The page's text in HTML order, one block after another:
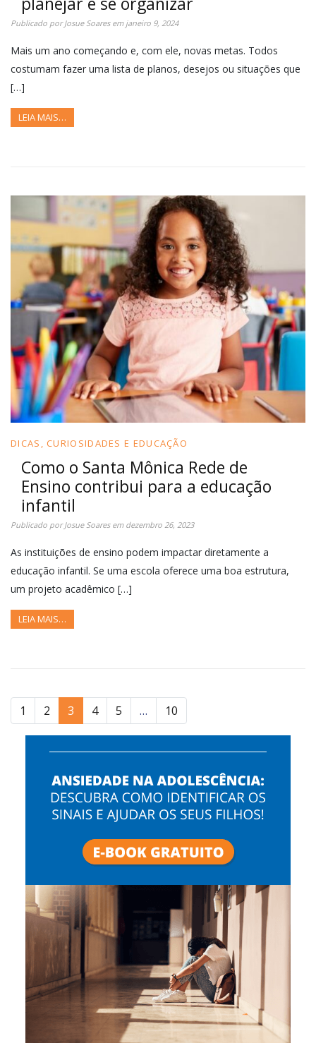
Publicado porJosue Soaresem janeiro 9, 2024
Mais um ano começando e, com ele, novas metas. Todos
costumam fazer uma lista de planos, desejos ou situações que
[…]
LEIA MAIS…
DICAS, CURIOSIDADES E EDUCAÇÃO
Como o Santa Mônica Rede de
Ensino contribui para a educação
infantil
Publicado porJosue Soaresem dezembro 26, 2023
As instituições de ensino podem impactar diretamente a
educação infantil. Se uma escola oferece uma boa estrutura,
um projeto acadêmico […]
LEIA MAIS…
1 2 3 4 5 … 10